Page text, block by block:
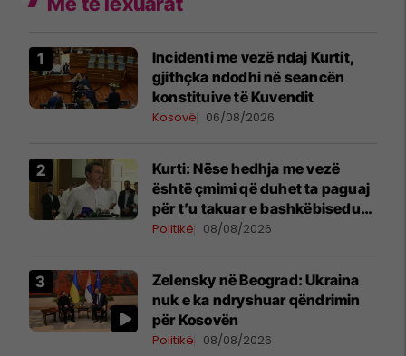
Incidenti me vezë ndaj Kurtit,
gjithçka ndodhi në seancën
konstituive të Kuvendit
Kosovë 06/08/2026
Kurti: Nëse hedhja me vezë
është çmimi që duhet ta paguaj
për t’u takuar e bashkëbiseduar
jam i lumtur ta bëj këtë
Politikë 08/08/2026
Zelensky në Beograd: Ukraina
nuk e ka ndryshuar qëndrimin
për Kosovën
Politikë 08/08/2026